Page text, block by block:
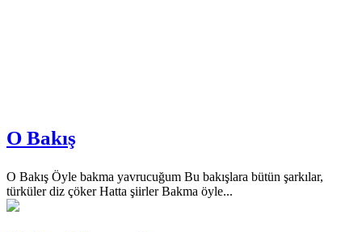
O Bakış
O Bakış Öyle bakma yavrucuğum Bu bakışlara bütün şarkılar,
türküler diz çöker Hatta şiirler Bakma öyle...